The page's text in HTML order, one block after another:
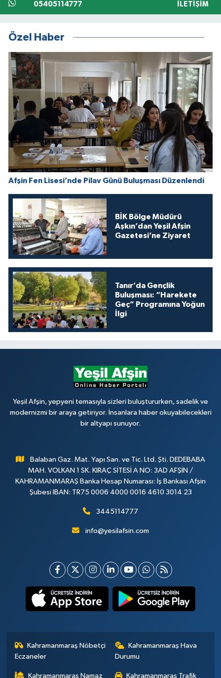
05405114777 İLETIŞIM
Özel Haber
Afşin Fen Lisesi’nde Pilav Günü Buluşması Düzenlendi
BİK Bölge Müdürü
Aşkın’dan Yeşil Afşin
Gazetesi’ne Ziyaret
Tanır’da Gençlik
Buluşması: “Harekete
Geç” Programına Yoğun
İlgi
Yeşil Afşin, yepyeni temasıyla sizleri buluştururken, sadelik ve
modernizmi bir araya getiriyor. İnsanlara haber okuyabilecekleri
bir altyapı sunuyor.
Balaban Gaz. Mat. Yapı San. ve Tic. Ltd. Şti. DEDEBABA
MAH. VOLKAN 1 SK. KIRAÇ SİTESİ A NO: 3AD AFŞİN /
KAHRAMANMARAŞ Banka Hesap Numarası: İş Bankası Afşin
Şubesi IBAN: TR75 0006 4000 0016 4610 3014 23
3445114777
info@yesilafsin.com
Kahramanmaraş Nöbetçi
Eczaneler
Kahramanmaraş Hava
Durumu
Kahramanmaraş Namaz Kahramanmaraş Trafik